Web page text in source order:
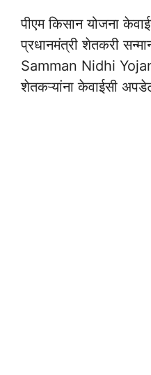
पीएम किसान योजना
प्रधानमंत्री शेतकरी
Samman Nidhi
शेतकऱ्यांना केवाईसी